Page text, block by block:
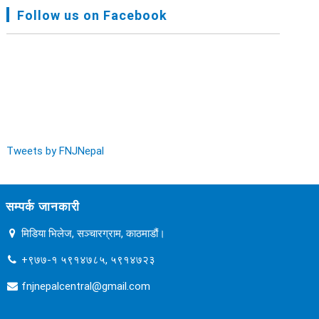
FNJ, Financial Report Presented At Nagarkot
Follow us on Facebook
Tweets by FNJNepal
सम्पर्क जानकारी
मिडिया भिलेज, सञ्चारग्राम, काठमाडौं।
+९७७-१ ५९१४७८५, ५९१४७२३
fnjnepalcentral@gmail.com